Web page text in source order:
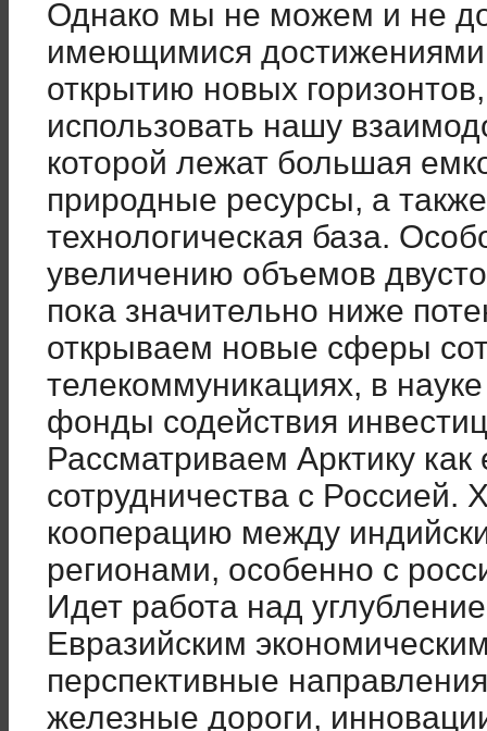
Однако мы не можем и не
имеющимися
открытию новых
использовать нашу
которой лежат большая
природные ресурсы, а
технологическая база.
увеличению объемов
пока значительно ниже
открываем новые сферы
телекоммуникациях, в
фонды содействия
Рассматриваем Арктику
сотрудничества с Россией.
кооперацию между
регионами, особенно с
Идет работа над
Евразийским
перспективные
железные дороги,